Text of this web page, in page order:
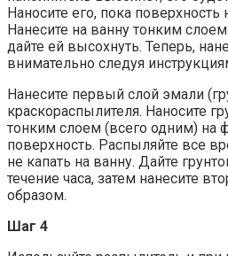
Наносите его, пока поверхность
Нанесите на ванну тонким
дайте ей высохнуть. Теперь,
внимательно следуя
Нанесите первый слой эмали
краскораспылителя. Наносите
тонким слоем (всего одним) на
поверхность. Распыляйте все
не капать на ванну. Дайте
течение часа, затем нанесите
образом.
Шаг 4